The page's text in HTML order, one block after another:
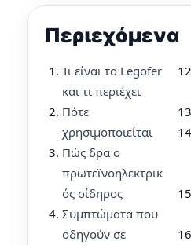
Περιεχόμενα
Τι είναι το Legofer
και τι περιέχει
Πότε
χρησιμοποιείται
Πώς δρα ο
πρωτεϊνοηλεκτρικ
ός σίδηρος
Συμπτώματα που
οδηγούν σε